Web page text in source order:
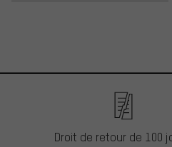
Droit de retour de 100